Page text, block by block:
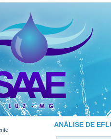
ANÁLISE DE